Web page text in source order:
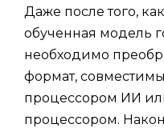
Даже после того,
обученная модель
необходимо
формат,
процессором ИИ
процессором.